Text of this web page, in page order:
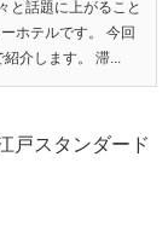
と話題に上がること
ホテルです。 今回
介します。 滞...
戸スタンダード